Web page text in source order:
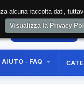
AREA RISERVATA
AIUTO - FAQ
raccolta dati,
Visualizza la Privacy